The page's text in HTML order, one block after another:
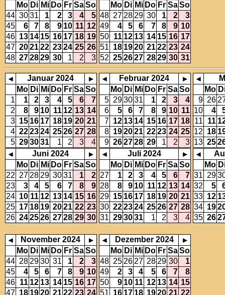
Mo Di Mi Do Fr SaSo
44 3031 1 2 3 4
5
45
6 7 8 9 10 11 12
46 13 14 15 16 17 18 19
47 202122 2324 25 26
48 272829 30 1 2 3
Mo Di Mi Do Fr SaSo
48 27 28 29 30 1 2
3
49
4 5 6 7 8 9 10
50 11 12 13 14 15 16 17
51 18 1920 2122 23 24
52 252627 2829 30 31
◂ Januar 2024
▸
Mo Di Mi Do Fr SaSo
1
1 2 3 4 5 6
7
2
8 9 10 11 12 13 14
3 15 16 17 18 19 20 21
4 222324 2526 27 28
5 293031 1 2 3 4
◂ Februar 2024
▸
Mo Di Mi Do Fr SaSo
5 293031 1 2 3
4
6
5 6 7 8 9 10 11
7 12 13 14 15 16 17 18
8 192021 2223 24 25
9 262728 29 1 2 3
◂
Mo
9 26
10
4
11
11
12 18
13 25
◂
Juni 2024
▸
Mo Di Mi Do Fr SaSo
22 27 28 29 3031 1
2
23
3 4 5 6 7 8
9
24 10 11 12 13 14 15 16
25 17 18 19 2021 22 23
26 242526 2728 29 30
◂ Juli 2024
▸
Mo Di Mi Do Fr SaSo
27
1 2 3 4 5 6
7
28
8 9 10 11 12 13 14
29 15 16 17 18 19 20 21
30 222324 2526 27 28
31 293031 1 2 3 4
◂
Mo
31 29
32
5
33 12
34 19
35 26
◂ November 2024
▸
Mo Di Mi Do Fr SaSo
44 28 2930 31 1 2
3
45
4 5 6 7 8 9 10
46 11 12 13 14 15 16 17
47 18 1920 2122 23 24
◂ Dezember 2024
▸
Mo Di Mi Do Fr SaSo
48 25 26 27 28 29 30
1
49
2 3 4 5 6 7
8
50
9 10 11 12 13 14 15
51 16 17 18 1920 21 22